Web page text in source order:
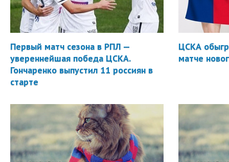
Первый матч сезона в РПЛ —
увереннейшая победа ЦСКА.
Гончаренко выпустил 11 россиян в
старте
ЦСКА
матче